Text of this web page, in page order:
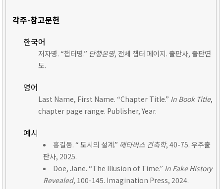
각주-참고문헌
한국어
저자명. “챕터명.” 단행본명, 전체 챕터 페이지. 출판사, 출판연
도.
영어
Last Name, First Name. “Chapter Title.” In Book Title,
chapter page range. Publisher, Year.
예시
홍길동. “ 도시의 설계.” 메타버스 건축학, 40-75. 우주출
판사, 2025.
Doe, Jane. “The Illusion of Time.” In Fake History
Revealed, 100-145. Imagination Press, 2024.